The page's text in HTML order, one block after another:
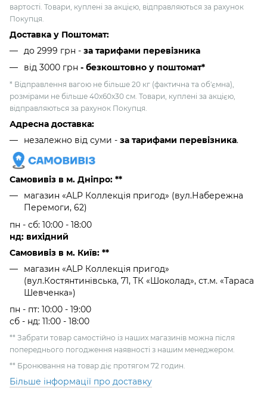
вартості. Товари, куплені за акцією, відправляються за рахунок
Покупця.
Доставка у Поштомат:
до 2999 грн - за тарифами перевізника
від 3000 грн - безкоштовно у поштомат*
* Відправлення вагою не більше 20 кг (фактична та об'ємна),
розмірами не більше 40х60х30 см. Товари, куплені за акцією,
відправляються за рахунок Покупця.
Адресна доставка:
незалежно від суми - за тарифами перевізника.
Самовивіз в м. Дніпро: **
магазин «ALP Коллекція пригод» (вул.Набережна
Перемоги, 62)
пн - сб: 10:00 - 18:00
нд: вихідний
Самовивіз в м. Київ: **
магазин «ALP Коллекція пригод»
(вул.Костянтинівська, 71, ТК «Шоколад», ст.м. «Тараса
Шевченка»)
пн - пт: 10:00 - 19:00
сб - нд: 11:00 - 18:00
** Забрати товар самостійно із наших магазинів можна після
попереднього погодження наявності з нашим менеджером.
** Бронювання на товар діє протягом 72 годин.
Більше інформації про доставку